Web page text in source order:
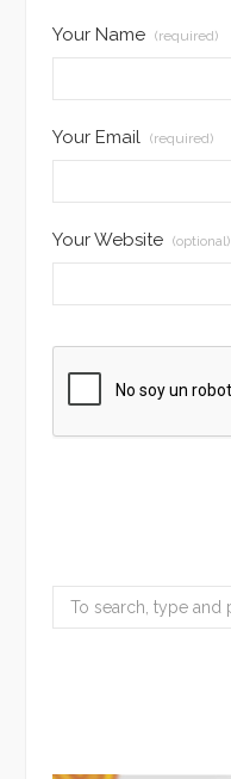
Your Name (required)
Your Email (required)
Your Website (optional)
Search
for: